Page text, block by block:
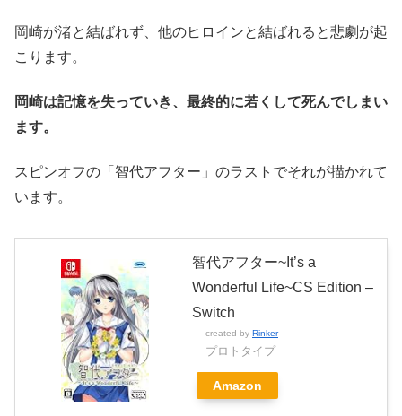
岡崎が渚と結ばれず、他のヒロインと結ばれると悲劇が起
こります。
岡崎は記憶を失っていき、最終的に若くして死んでしまい
ます。
スピンオフの「智代アフター」のラストでそれが描かれて
います。
智代アフター~It’s a
Wonderful Life~CS Edition –
Switch
created by Rinker
プロトタイプ
Amazon